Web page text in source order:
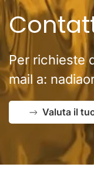
Per richieste
mail a:
Valuta il